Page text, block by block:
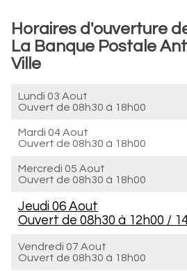
Horaires d'ouverture
La Banque Postale
Ville
Lundi 03 Aout
Ouvert de 08h30 à 18h00
Mardi 04 Aout
Ouvert de 08h30 à 18h00
Mercredi 05 Aout
Ouvert de 08h30 à 18h00
Jeudi 06 Aout
Ouvert de 08h30 à 12h00 /
Vendredi 07 Aout
Ouvert de 08h30 à 18h00